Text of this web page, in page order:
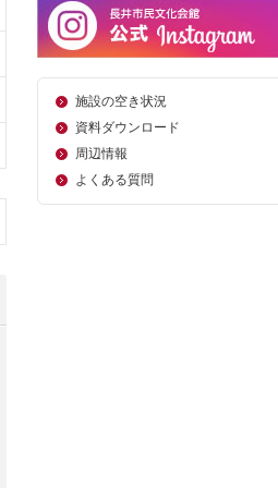
施設の空き状況
資料ダウンロード
周辺情報
よくある質問